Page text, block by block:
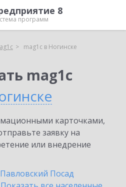
8
программ
mag1c в Ногинске
mag1c
карточками,
заявку на
или внедрение
Павловский Посад